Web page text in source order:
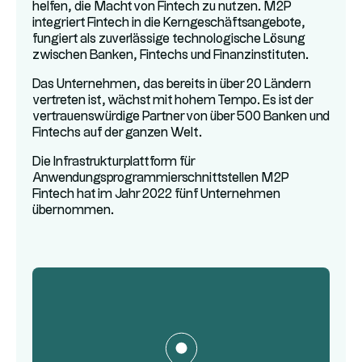
helfen, die Macht von Fintech zu nutzen. M2P
integriert Fintech in die Kerngeschäftsangebote,
fungiert als zuverlässige technologische Lösung
zwischen Banken, Fintechs und Finanzinstituten.
Das Unternehmen, das bereits in über 20 Ländern
vertreten ist, wächst mit hohem Tempo. Es ist der
vertrauenswürdige Partner von über 500 Banken und
Fintechs auf der ganzen Welt.
Die Infrastrukturplattform für
Anwendungsprogrammierschnittstellen M2P
Fintech hat im Jahr 2022 fünf Unternehmen
übernommen.